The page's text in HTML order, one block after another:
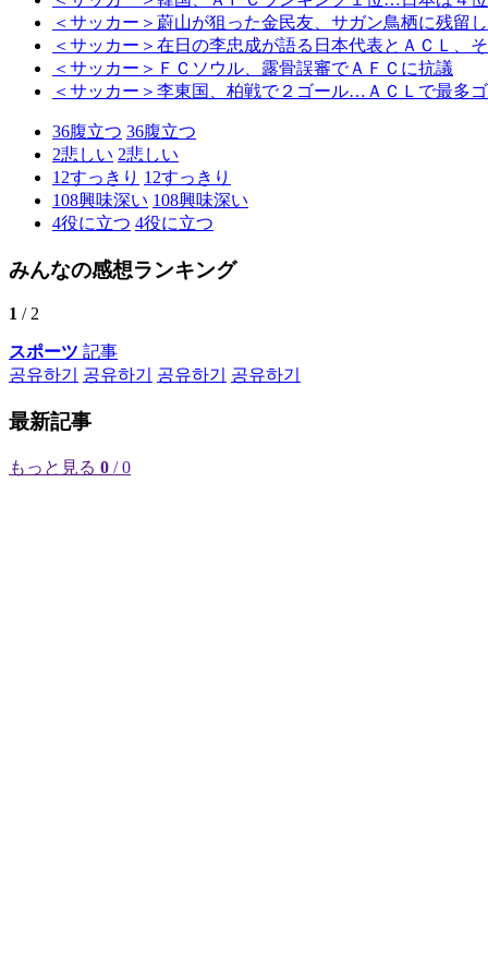
＜サッカー＞蔚山が狙った金民友、サガン鳥栖に残留
＜サッカー＞在日の李忠成が語る日本代表とＡＣＬ、
＜サッカー＞ＦＣソウル、露骨誤審でＡＦＣに抗議
＜サッカー＞李東国、柏戦で２ゴール…ＡＣＬで最多
36腹立つ 36腹立つ
2悲しい 2悲しい
12すっきり 12すっきり
108興味深い 108興味深い
4役に立つ 4役に立つ
みんなの感想ランキング
1 / 2
スポーツ 記事
공유하기
공유하기 공유하기 공유하기
最新記事
もっと見る 0 / 0